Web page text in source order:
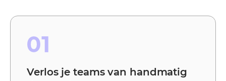
01
Verlos je teams van handmatig